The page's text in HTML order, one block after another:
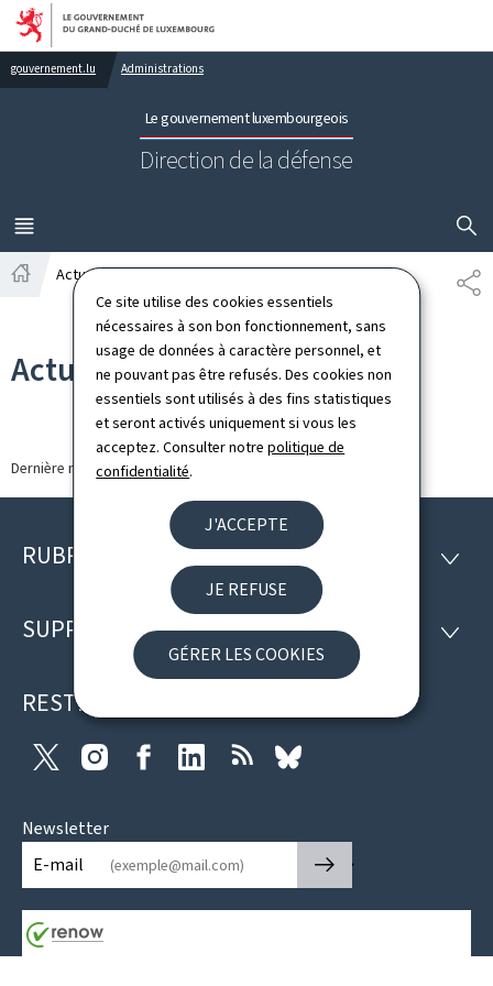
Ce site utilise des cookies essentiels
nécessaires à son bon fonctionnement, sans
usage de données à caractère personnel, et
ne pouvant pas être refusés. Des cookies non
essentiels sont utilisés à des fins statistiques
et seront activés uniquement si vous les
acceptez. Consulter notrepolitique de
confidentialité.
J'ACCEPTE
JE REFUSE
GÉRER LES COOKIES
Aller au menu principal
Aller au contenu
gouvernement.lu Administrations
Le gouvernement luxembourgeois
Direction de la défense
MENU
PRINCIPAL
Actualités
Actualités
Dernière modification le13.03.2026
Pied
page
RUBRIQUES
SUPPORT
RESTEZ CONNECTÉ
Twitter InstagramFacebookLinkedIn RSS
Newsletter
E-mail
🡒